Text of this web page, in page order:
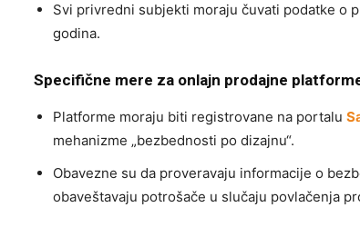
Svi privredni subjekti moraju čuvati podatke o
godina.
Specifične mere za onlajn prodajne
Platforme moraju biti registrovane na portalu
mehanizme „bezbednosti po dizajnu“.
Obavezne su da proveravaju informacije o
obaveštavaju potrošače u slučaju povlačenja